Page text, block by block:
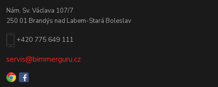
Nám. Sv. Václava 107/7
250 01 Brandýs nad Labem-Stará Boleslav
+420 775 649 111
servis@bimmerguru.cz